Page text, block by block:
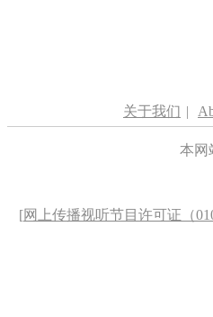
关于我们 |
本网
[网上传播视听节目许可证（